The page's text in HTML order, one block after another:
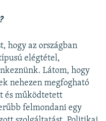
hogy az országban
elégtétel,
Látom, hogy
nehezen megfogható
és működtetett
felmondani egy